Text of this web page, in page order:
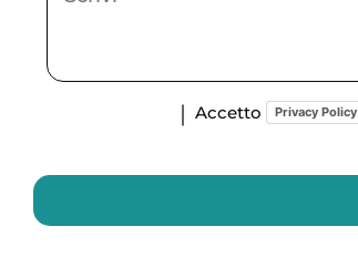
Accetto Privacy Policy